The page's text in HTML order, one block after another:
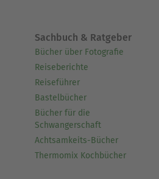
Sachbuch & Ratgeber
Bücher über Fotografie
Reiseberichte
Reiseführer
Bastelbücher
Bücher für die
Schwangerschaft
Achtsamkeits-Bücher
Thermomix Kochbücher